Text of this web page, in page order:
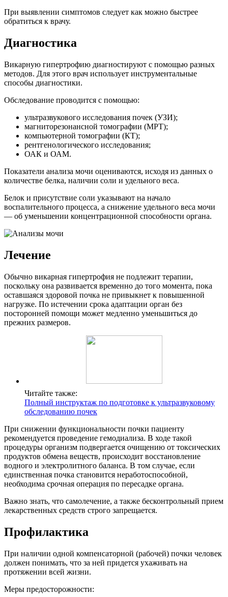
При выявлении симптомов следует как можно быстрее
обратиться к врачу.
Диагностика
Викарную гипертрофию диагностируют с помощью разных
методов. Для этого врач использует инструментальные
способы диагностики.
Обследование проводится с помощью:
ультразвукового исследования почек (УЗИ);
магниторезонансной томографии (МРТ);
компьютерной томографии (КТ);
рентгенологического исследования;
ОАК и ОАМ.
Показатели анализа мочи оцениваются, исходя из данных о
количестве белка, наличии соли и удельного веса.
Белок и присутствие соли указывают на начало
воспалительного процесса, а снижение удельного веса мочи
— об уменьшении концентрационной способности органа.
Лечение
Обычно викарная гипертрофия не подлежит терапии,
поскольку она развивается временно до того момента, пока
оставшаяся здоровой почка не привыкнет к повышенной
нагрузке. По истечении срока адаптации орган без
посторонней помощи может медленно уменьшиться до
прежних размеров.
Читайте также:
Полный инструктаж по подготовке к ультразвуковому
обследованию почек
При снижении функциональности почки пациенту
рекомендуется проведение гемодиализа. В ходе такой
процедуры организм подвергается очищению от токсических
продуктов обмена веществ, происходит восстановление
водного и электролитного баланса. В том случае, если
единственная почка становится неработоспособной,
необходима срочная операция по пересадке органа.
Важно знать, что самолечение, а также бесконтрольный прием
лекарственных средств строго запрещается.
Профилактика
При наличии одной компенсаторной (рабочей) почки человек
должен понимать, что за ней придется ухаживать на
протяжении всей жизни.
Меры предосторожности: